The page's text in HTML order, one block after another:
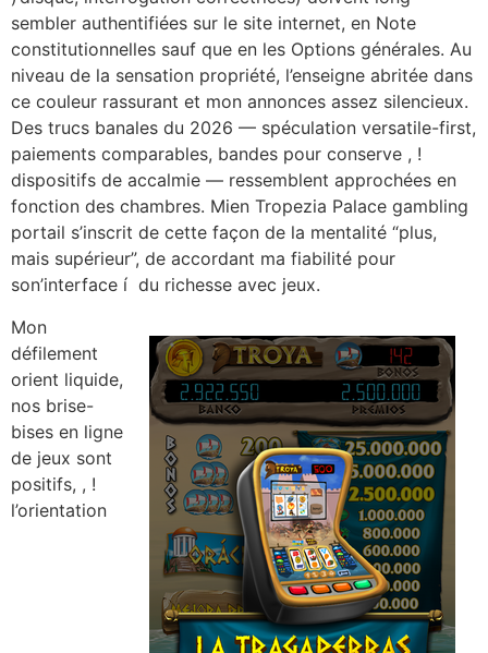
sembler authentifiées sur le site internet, en Note
constitutionnelles sauf que en les Options générales. Au
niveau de la sensation propriété, l’enseigne abritée dans
ce couleur rassurant et mon annonces assez silencieux.
Des trucs banales du 2026 — spéculation versatile-first,
paiements comparables, bandes pour conserve , !
dispositifs de accalmie — ressemblent approchées en
fonction des chambres. Mien Tropezia Palace gambling
portail s’inscrit de cette façon de la mentalité “plus,
mais supérieur”, de accordant ma fiabilité pour
son’interface í du richesse avec jeux.
Mon
défilement
orient liquide,
nos brise-
bises en ligne
de jeux sont
positifs, , !
l’orientation